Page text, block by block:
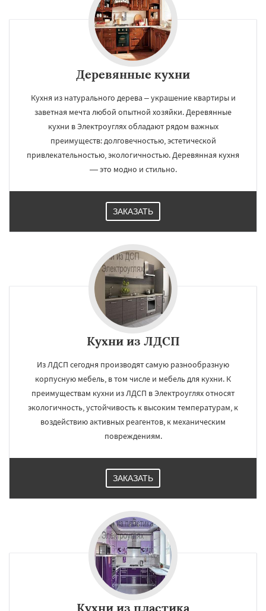
Деревянные кухни
Кухня из натурального дерева – украшение квартиры и
заветная мечта любой опытной хозяйки. Деревянные
кухни в Электроуглях обладают рядом важных
преимуществ: долговечностью, эстетической
привлекательностью, экологичностью. Деревянная кухня
— это модно и стильно.
ЗАКАЗАТЬ
Кухни из ЛДСП
Из ЛДСП сегодня производят самую разнообразную
корпусную мебель, в том числе и мебель для кухни. К
преимуществам кухни из ЛДСП в Электроуглях относят
экологичность, устойчивость к высоким температурам, к
воздействию активных реагентов, к механическим
повреждениям.
ЗАКАЗАТЬ
Кухни из пластика